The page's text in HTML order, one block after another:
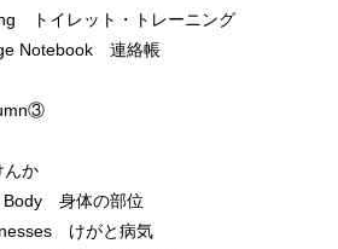
トイレット・トレーニング
Notebook 連絡帳
か
Body 身体の部位
けがと病気